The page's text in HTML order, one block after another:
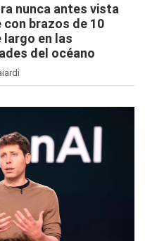
nunca antes vista
con brazos de 10
en las
del océano